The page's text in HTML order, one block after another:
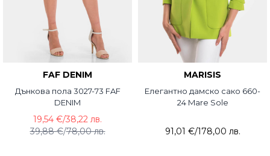
FAF DENIM
Дънкова пола 3027-73 FAF
DENIM
39,88 €/78,00 лв.
19,54 €/38,22 лв.
MARISIS
Елегантно дамско сако 660-
24 Mare Sole
91,01 €/178,00 лв.